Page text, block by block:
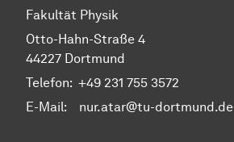
Fakultät Physik
Otto-Hahn-Straße 4
44227 Dortmund
Telefon: +49 231 755 3572
E-Mail: nur.atar@tu-dortmund.de